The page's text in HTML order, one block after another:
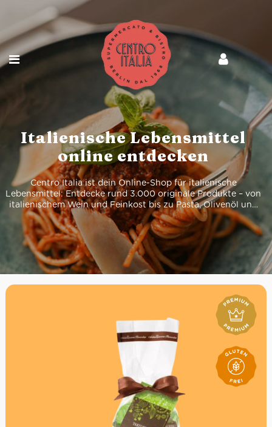
Italienische Lebensmittel
online entdecken
Centro Italia ist dein Online-Shop für italienische
Lebensmittel: Entdecke rund 3.000 originale Produkte – von
italienischem Wein und Feinkost bis zu Pasta, Olivenöl und
Spirituosen, bequem online bestellt und geliefert.